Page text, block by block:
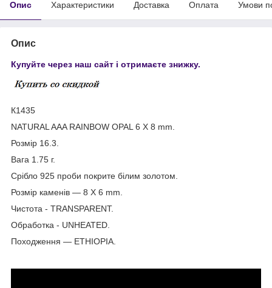
Опис Характеристики Доставка Оплата Умови
Опис
Купуйте через наш сайт і отримаєте знижку.
К1435
NATURAL AAA RAINBOW OPAL 6 X 8 mm.
Розмір 16.3.
Вага 1.75 г.
Срібло 925 проби покрите білим золотом.
Розмір каменів — 8 X 6 mm.
Чистота - TRANSPARENT.
Обработка - UNHEATED.
Походження — ETHIOPIA.